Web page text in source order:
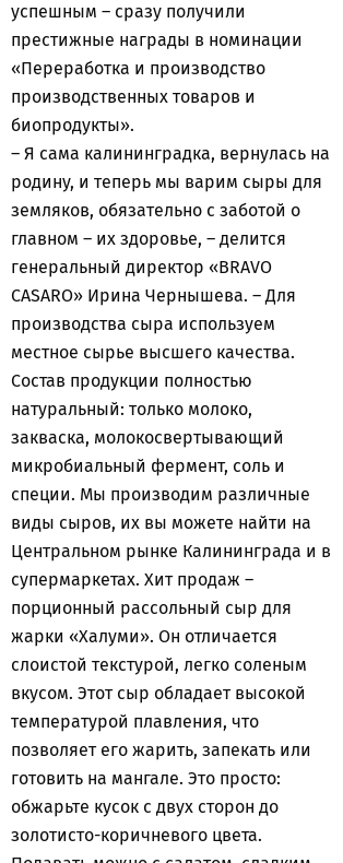
успешным – сразу получили
престижные награды в номинации
«Переработка и производство
производственных товаров и
биопродукты».
– Я сама калининградка, вернулась на
родину, и теперь мы варим сыры для
земляков, обязательно с заботой о
главном – их здоровье, – делится
генеральный директор «BRAVO
CASARO» Ирина Чернышева. – Для
производства сыра используем
местное сырье высшего качества.
Состав продукции полностью
натуральный: только молоко,
закваска, молокосвертывающий
микробиальный фермент, соль и
специи. Мы производим различные
виды сыров, их вы можете найти на
Центральном рынке Калининграда и в
супермаркетах. Хит продаж –
порционный рассольный сыр для
жарки «Халуми». Он отличается
слоистой текстурой, легко соленым
вкусом. Этот сыр обладает высокой
температурой плавления, что
позволяет его жарить, запекать или
готовить на мангале. Это просто:
обжарьте кусок с двух сторон до
золотисто-коричневого цвета.